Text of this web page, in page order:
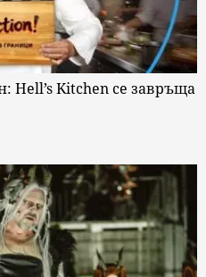
Hell’s Kitchen се завръща